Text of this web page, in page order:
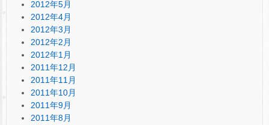
2012年5月
2012年4月
2012年3月
2012年2月
2012年1月
2011年12月
2011年11月
2011年10月
2011年9月
2011年8月